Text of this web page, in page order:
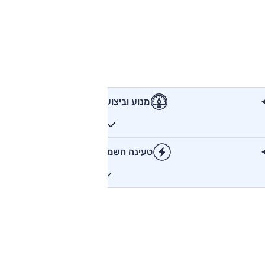
מנוע וביצועים
טעינה חשמלית